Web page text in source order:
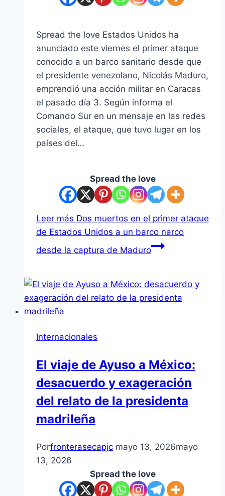
Spread the love Estados Unidos ha
anunciado este viernes el primer ataque
conocido a un barco sanitario desde que
el presidente venezolano, Nicolás Maduro,
emprendió una acción militar en Caracas
el pasado día 3. Según informa el
Comando Sur en un mensaje en las redes
sociales, el ataque, que tuvo lugar en los
países del…
Spread the love
Leer más Dos muertos en el primer ataque
de Estados Unidos a un barco narco
desde la captura de Maduro
Internacionales
El viaje de Ayuso a México:
desacuerdo y exageración
del relato de la presidenta
madrileña
Porfronterasecapjc mayo 13, 2026mayo
13, 2026
Spread the love